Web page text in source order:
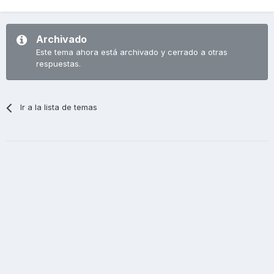
Archivado
Este tema ahora está archivado y cerrado a otras
respuestas.
Ir a la lista de temas